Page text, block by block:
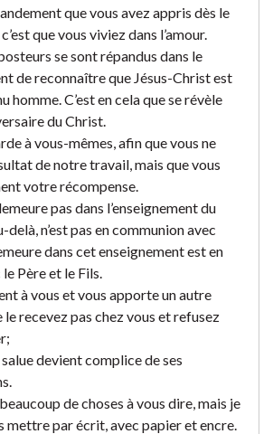
que vous avez appris dès le
que vous viviez dans l’amour.
se sont répandus dans le
de reconnaître que Jésus-Christ est
homme. C’est en cela que se révèle
du Christ.
à vous-mêmes, afin que vous ne
de notre travail, mais que vous
votre récompense.
pas dans l’enseignement du
delà, n’est pas en communion avec
dans cet enseignement est en
Père et le Fils.
à vous et vous apporte un autre
le recevez pas chez vous et refusez
devient complice de ses
de choses à vous dire, mais je
mettre par écrit, avec papier et encre.